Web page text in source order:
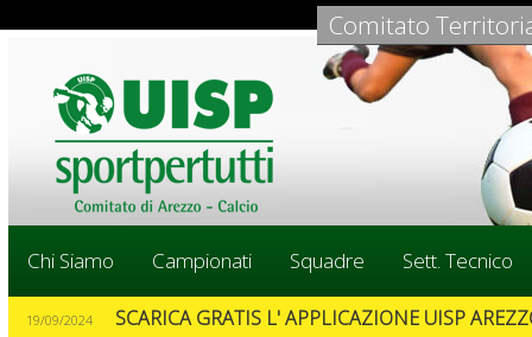
Comitato
Chi Siamo Campionati Squadre Sett. Tecnico
19/09/2024 SCARICA GRATIS L' APPLICAZIONE UISP